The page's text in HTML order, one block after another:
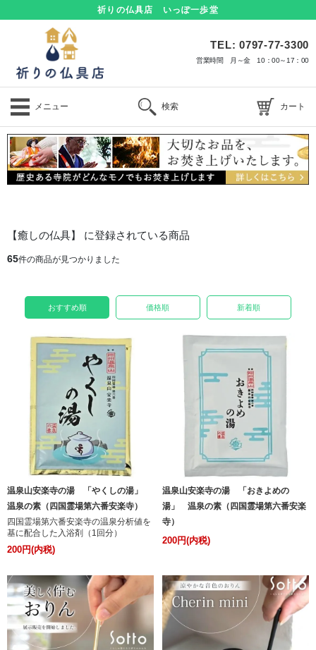
祈りの仏具店 いっぽ一歩堂
TEL: 0797-77-3300
営業時間 月～金 10：00～17：00
メニュー 検索 カート
【癒しの仏具】 に登録されている商品
65件の商品が見つかりました
おすすめ順 価格順 新着順
温泉山安楽寺の湯 「やくしの湯」
温泉の素（四国霊場第六番安楽寺）
四国霊場第六番安楽寺の温泉分析値を
基に配合した入浴剤（1回分）
200円(内税)
温泉山安楽寺の湯 「おきよめの
湯」 温泉の素（四国霊場第六番安楽
寺）
200円(内税)